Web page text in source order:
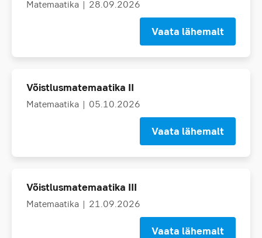
Matemaatika | 28.09.2026
Vaata lähemalt
Võistlusmatemaatika II
Matemaatika | 05.10.2026
Vaata lähemalt
Võistlusmatemaatika III
Matemaatika | 21.09.2026
Vaata lähemalt